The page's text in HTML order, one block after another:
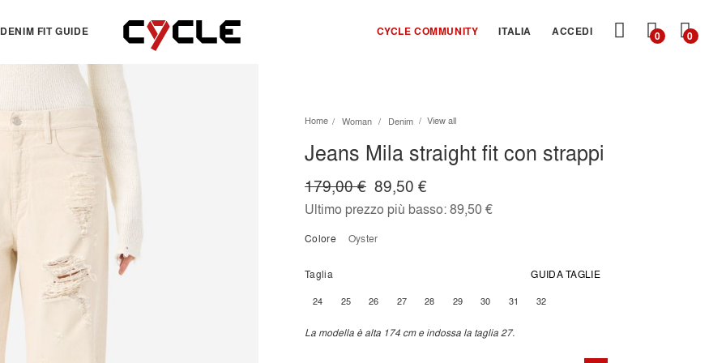
DENIM FIT GUIDE CYCLE COMMUNITY ITALIA ACCEDI 0 0
TOPS
Essentials
Jackets & Sweatshirts
OTHERS
View all
Dresses
Skirts
Bermuda & shorts
Home Woman Denim View all
Jeans Mila straight fit con strappi
89,50 €
179,00 €
Ultimo prezzo più basso:89,50 €
Colore oyster
Taglia GUIDA TAGLIE
24 25 26 27 28 29 30 31 32
La modella è alta 174 cm e indossa la taglia 27.